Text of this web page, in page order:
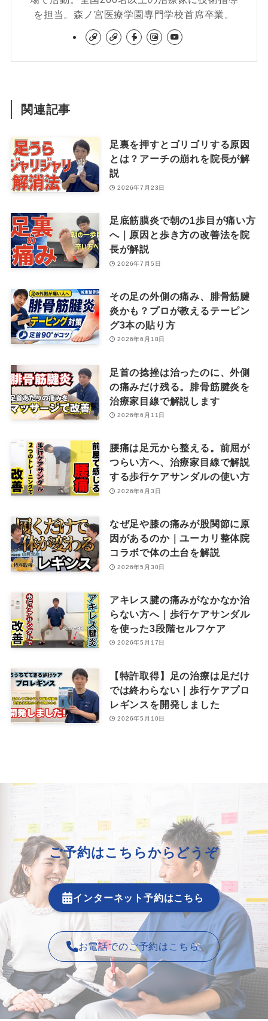
を担当。森ノ宮医療学園専門学校首席卒業。
関連記事
足裏を押すとゴリゴリする原因
とは？アーチの崩れを院長が解
説
2026年7月23日
足底筋膜炎で朝の1歩目が痛い方
へ｜原因と歩き方の改善法を院
長が解説
2026年7月5日
その足の外側の痛み、腓骨筋腱
炎かも？プロが教えるテーピン
グ3本の貼り方
2026年6月18日
足首の捻挫は治ったのに、外側
の痛みだけ残る。腓骨筋腱炎を
治療家目線で解説します
2026年6月11日
腰痛は足元から整える。前屈が
つらい方へ、治療家目線で解説
する歩行ケアサンダルの使い方
2026年6月3日
なぜ足や膝の痛みが股関節に原
因があるのか｜ユーカリ整体院
コラボで体の土台を解説
2026年5月30日
アキレス腱の痛みがなかなか治
らない方へ｜歩行ケアサンダル
を使った3段階セルフケア
2026年5月17日
【特許取得】足の治療は足だけ
では終わらない｜歩行ケアプロ
レギンスを開発しました
2026年5月10日
ご予約はこちらからどうぞ
インターネット予約はこちら
お電話でのご予約はこちら